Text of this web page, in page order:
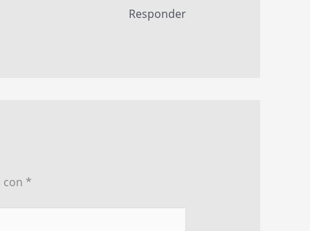
Responder
con *